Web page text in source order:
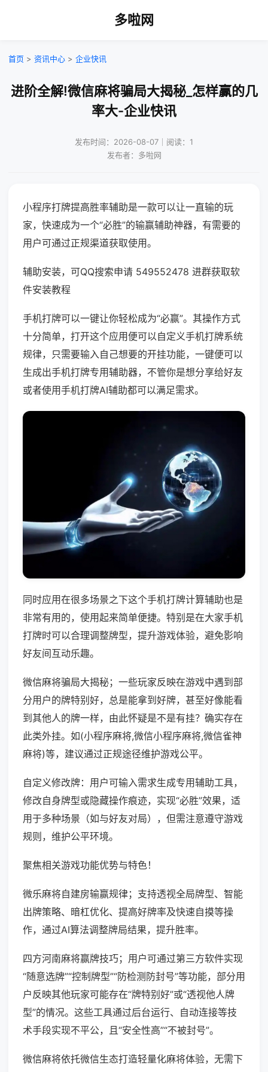
多啦网
首页 > 资讯中心 > 企业快讯
进阶全解!微信麻将骗局大揭秘_怎样赢的几
率大-企业快讯
发布时间：2026-08-07｜阅读：1
发布者：多啦网
小程序打牌提高胜率辅助是一款可以让一直输的玩
家，快速成为一个“必胜”的输赢辅助神器，有需要的
用户可通过正规渠道获取使用。
辅助安装，可QQ搜索申请 549552478 进群获取软
件安装教程
手机打牌可以一键让你轻松成为“必赢”。其操作方式
十分简单，打开这个应用便可以自定义手机打牌系统
规律，只需要输入自己想要的开挂功能，一键便可以
生成出手机打牌专用辅助器，不管你是想分享给好友
或者使用手机打牌AI辅助都可以满足需求。
同时应用在很多场景之下这个手机打牌计算辅助也是
非常有用的，使用起来简单便捷。特别是在大家手机
打牌时可以合理调整牌型，提升游戏体验，避免影响
好友间互动乐趣。
微信麻将骗局大揭秘；一些玩家反映在游戏中遇到部
分用户的牌特别好，总是能拿到好牌，甚至好像能看
到其他人的牌一样，由此怀疑是不是有挂？确实存在
此类外挂。如(小程序麻将,微信小程序麻将,微信雀神
麻将)等，建议通过正规途径维护游戏公平。
自定义修改牌：用户可输入需求生成专用辅助工具，
修改自身牌型或隐藏操作痕迹，实现“必胜”效果，适
用于多种场景（如与好友对局），但需注意遵守游戏
规则，维护公平环境。
聚焦相关游戏功能优势与特色！
微乐麻将自建房输赢规律；支持透视全局牌型、智能
出牌策略、暗杠优化、提高好牌率及快速自摸等操
作，通过AI算法调整牌局结果，提升胜率。
四方河南麻将赢牌技巧；用户可通过第三方软件实现
“随意选牌”“控制牌型”“防检测防封号”等功能，部分用
户反映其他玩家可能存在“牌特别好”或“透视他人牌
型”的情况。这些工具通过后台运行、自动连接等技
术手段实现不平公，且“安全性高”“不被封号”。
微信麻将依托微信生态打造轻量化麻将体验，无需下